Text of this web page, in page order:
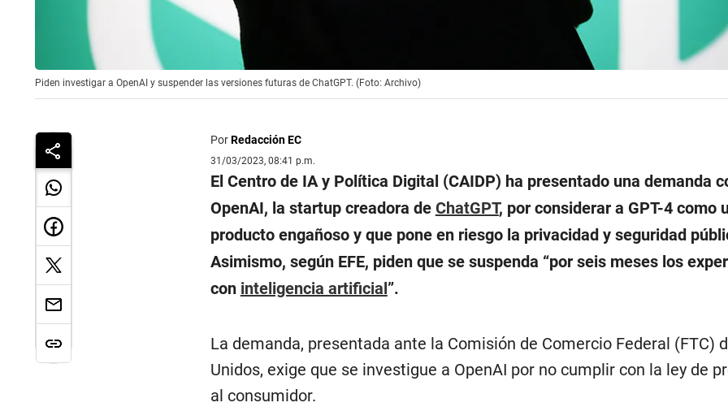
Piden investigar a OpenAI y suspender las versiones futuras de ChatGPT. (Foto: Archivo)
PorRedacción EC
31/03/2023, 08:41 p.m.
El Centro de IA y Política Digital (CAIDP) ha presentado una demanda
OpenAI, la startup creadora de ChatGPT, por considerar a GPT-4 como
producto engañoso y que pone en riesgo la privacidad y seguridad
Asimismo, según EFE, piden que se suspenda “por seis meses los
con inteligencia artificial”.
La demanda, presentada ante la Comisión de Comercio Federal (FTC)
Unidos, exige que se investigue a OpenAI por no cumplir con la ley de
al consumidor.